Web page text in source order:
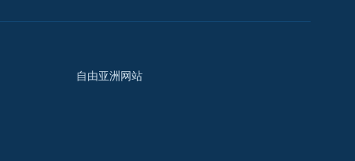
自由亚洲网站